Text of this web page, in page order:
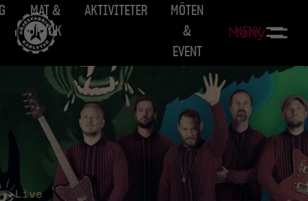
MAT &
DRYCK
AKTIVITETER
MÖTEN
&
EVENT
MENY
Meny
Live